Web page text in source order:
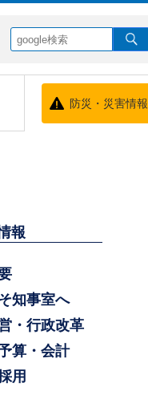
防災・災害情報
報
知事室へ
・行政改革
算・会計
用